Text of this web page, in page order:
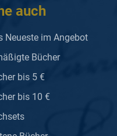
auch
Neueste im Angebot
Bücher
bis 5 €
bis 10 €